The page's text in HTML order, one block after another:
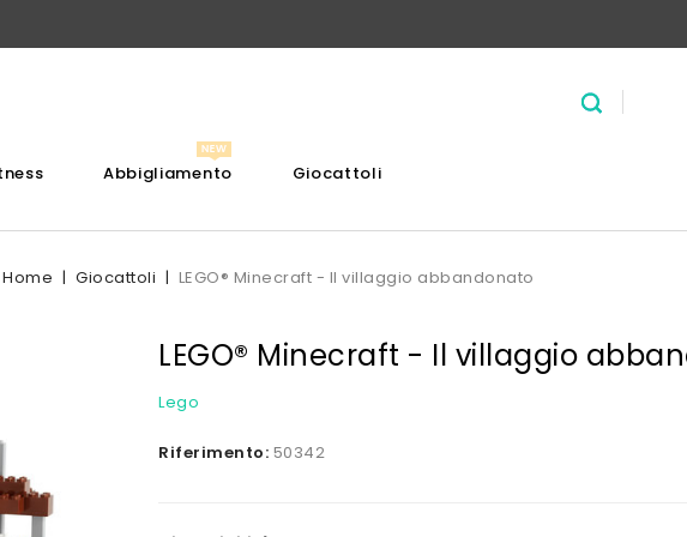
Abbigliamento Giocattoli
Home Giocattoli LEGO® Minecraft - Il villaggio abbandonato
LEGO® Minecraft - Il villaggio
Lego
Riferimento: 50342